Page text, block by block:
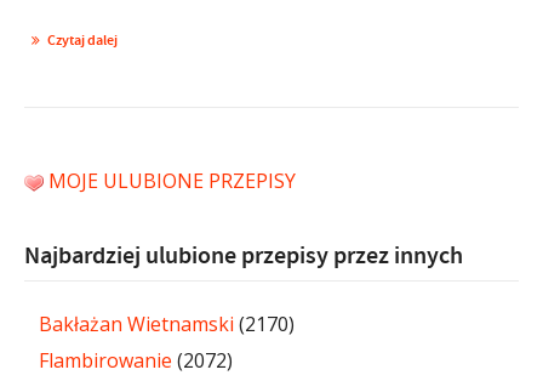
Czytaj dalej
MOJE ULUBIONE PRZEPISY
Najbardziej ulubione przepisy przez innych
Bakłażan Wietnamski (2170)
Flambirowanie (2072)